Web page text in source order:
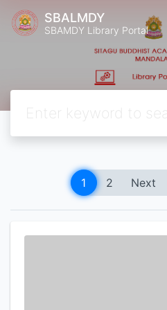
SBALMDY
SBAMDY Library Portal
1 2 Next